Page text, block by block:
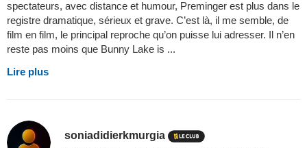
spectateurs, avec distance et humour, Preminger est plus dans le
registre dramatique, sérieux et grave. C’est là, il me semble, de
film en film, le principal reproche qu’on puisse lui adresser. Il n’en
reste pas moins que Bunny Lake is ...
Lire plus
soniadidierkmurgia